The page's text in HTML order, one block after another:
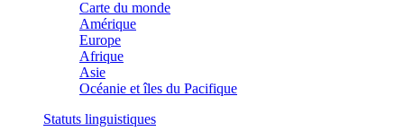
Carte du monde
Amérique
Europe
Afrique
Asie
Océanie et îles du Pacifique
Statuts linguistiques